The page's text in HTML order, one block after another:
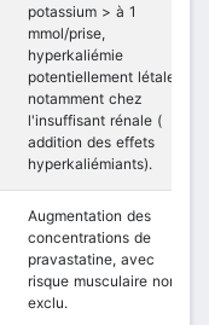
potassium > à 1
mmol/prise,
hyperkaliémie
potentiellement létale,
notamment chez
l'insuffisant rénale (
addition des effets
hyperkaliémiants).
Augmentation des
concentrations de
pravastatine, avec
risque musculaire non
exclu.